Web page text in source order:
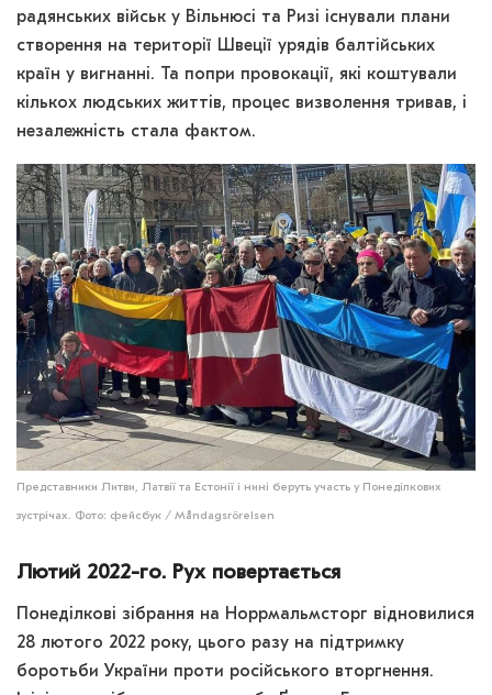
радянських військ у Вільнюсі та Ризі існували плани
створення на території Швеції урядів балтійських
країн у вигнанні. Та попри провокації, які коштували
кількох людських життів, процес визволення тривав, і
незалежність стала фактом.
Представники Литви, Латвії та Естонії і нині беруть участь у Понеділкових
зустрічах. Фото: фейсбук / Måndagsrörelsen
Лютий 2022-го. Рух повертається
Понеділкові зібрання на Норрмальмсторг відновилися
28 лютого 2022 року, цього разу на підтримку
боротьби України проти російського вторгнення.